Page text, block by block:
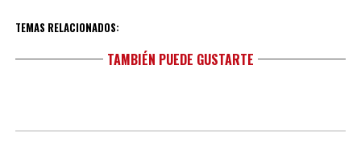
TEMAS RELACIONADOS:
TAMBIÉN PUEDE GUSTARTE